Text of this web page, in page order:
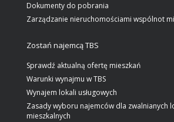
Dokumenty do pobrania
Zarządzanie nieruchomościami wspólnot
Zostań najemcą TBS
Sprawdź aktualną ofertę mieszkań
Warunki wynajmu w TBS
Wynajem lokali usługowych
Zasady wyboru najemców dla zwalnianych
mieszkalnych